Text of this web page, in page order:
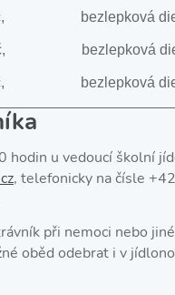
bezlepková
bezlepková
bezlepková
hodin u vedoucí školní
, telefonicky na čísle
při nemoci nebo
oběd odebrat i v